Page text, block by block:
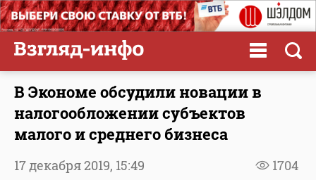
В Экономе обсудили новации в
налогообложении субъектов
малого и среднего бизнеса
1704
17 декабря 2019, 15:49